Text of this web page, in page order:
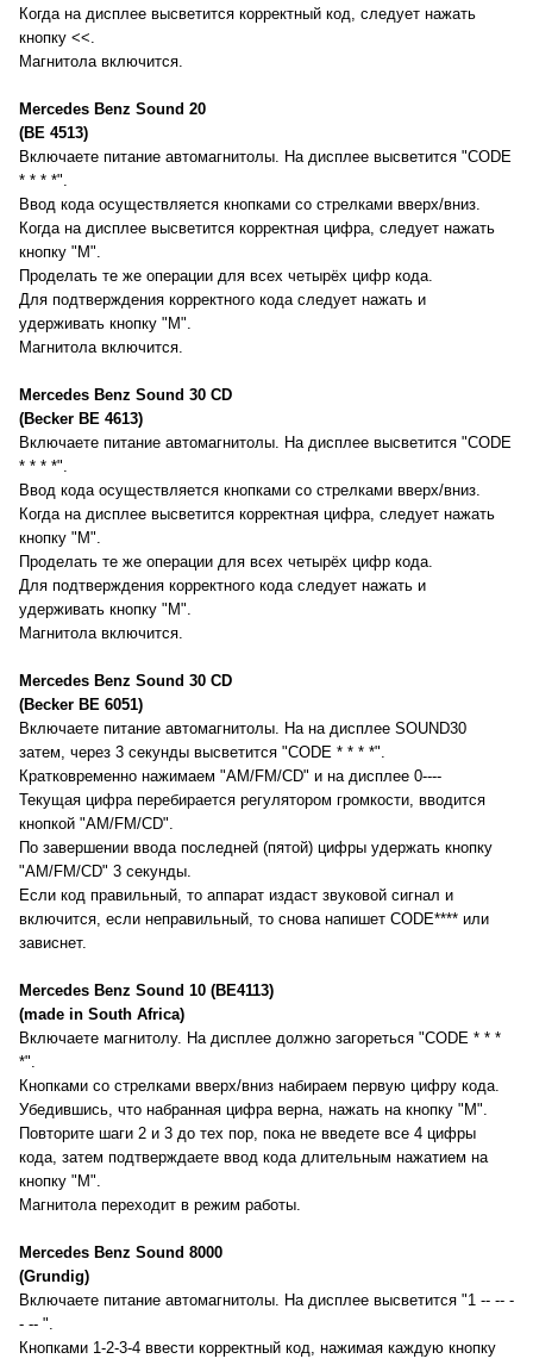
Когда на дисплее высветится корректный код, следует нажать
кнопку <<.
Магнитола включится.
Mercedes Benz Sound 20
(BE 4513)
Включаете питание автомагнитолы. На дисплее высветится "CODE
* * * *".
Ввод кода осуществляется кнопками со стрелками вверх/вниз.
Когда на дисплее высветится корректная цифра, следует нажать
кнопку "М".
Проделать те же операции для всех четырёх цифр кода.
Для подтверждения корректного кода следует нажать и
удерживать кнопку "М".
Магнитола включится.
Mercedes Benz Sound 30 CD
(Becker BE 4613)
Включаете питание автомагнитолы. На дисплее высветится "CODE
* * * *".
Ввод кода осуществляется кнопками со стрелками вверх/вниз.
Когда на дисплее высветится корректная цифра, следует нажать
кнопку "М".
Проделать те же операции для всех четырёх цифр кода.
Для подтверждения корректного кода следует нажать и
удерживать кнопку "М".
Магнитола включится.
Mercedes Benz Sound 30 CD
(Becker BE 6051)
Включаете питание автомагнитолы. На на дисплее SOUND30
затем, через 3 секунды высветится "CODE * * * *".
Кратковременно нажимаем "AM/FM/CD" и на дисплее 0----
Текущая цифра перебирается регулятором громкости, вводится
кнопкой "AM/FM/CD".
По завершении ввода последней (пятой) цифры удержать кнопку
"AM/FM/CD" 3 секунды.
Если код правильный, то аппарат издаст звуковой сигнал и
включится, если неправильный, то снова напишет CODE**** или
зависнет.
Mercedes Benz Sound 10 (BE4113)
(made in South Africa)
Включаете магнитолу. На дисплее должно загореться "CODE * * *
*".
Кнопками со стрелками вверх/вниз набираем первую цифру кода.
Убедившись, что набранная цифра верна, нажать на кнопку "М".
Повторите шаги 2 и 3 до тех пор, пока не введете все 4 цифры
кода, затем подтверждаете ввод кода длительным нажатием на
кнопку "М".
Магнитола переходит в режим работы.
Mercedes Benz Sound 8000
(Grundig)
Включаете питание автомагнитолы. На дисплее высветится "1 -- -- -
- -- ".
Кнопками 1-2-3-4 ввести корректный код, нажимая каждую кнопку